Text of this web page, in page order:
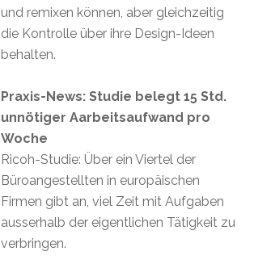
und remixen können, aber gleichzeitig
die Kontrolle über ihre Design-Ideen
behalten.
Praxis-News: Studie belegt 15 Std.
unnötiger Aarbeitsaufwand pro
Woche
Ricoh-Studie: Über ein Viertel der
Büroangestellten in europäischen
Firmen gibt an, viel Zeit mit Aufgaben
ausserhalb der eigentlichen Tätigkeit zu
verbringen.